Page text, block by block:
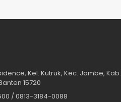
Kel. Kutruk, Kec. Jambe, Kab.
15720
/ 0813-3184-0088